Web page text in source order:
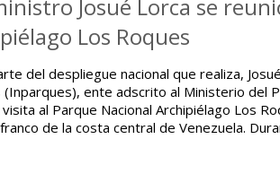
Josué Lorca se
Los Roques
del despliegue nacional que realiza,
(Inparques), ente adscrito al Ministerio del
visita al Parque Nacional Archipiélago Los
de la costa central de Venezuela.